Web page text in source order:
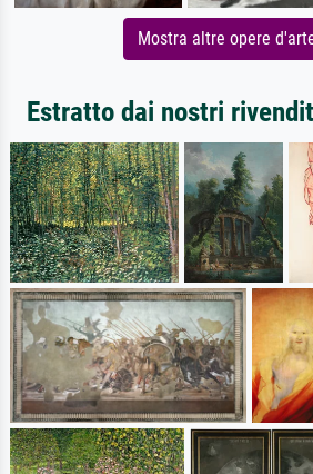
Mostra altre opere
Estratto dai nostri